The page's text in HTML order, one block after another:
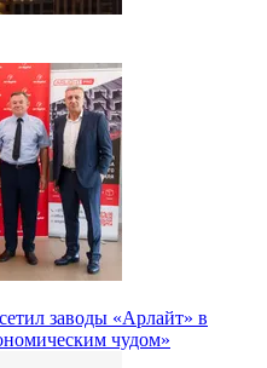
заводы «Арлайт» в
чудом»